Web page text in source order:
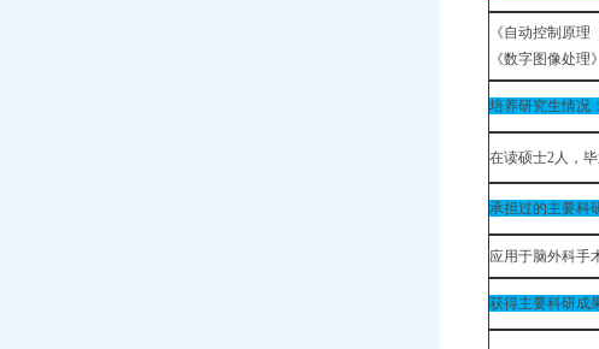
《自动控制原
《数字图像处
培养研究生情况：
在读硕士2人，毕
承担过的主要科
应用于脑外科手
获得主要科研成